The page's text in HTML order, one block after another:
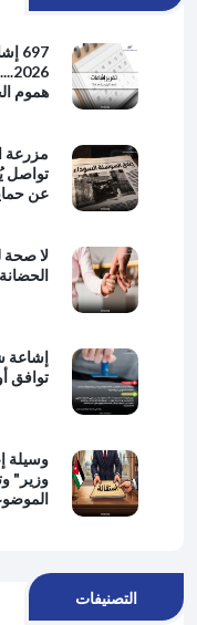
هموم
مزرعة
تواصل
عن
لا صحة
الحضانة إلى 7
إشاعة
توافق
وسيلة
وزير"
التصنيفات